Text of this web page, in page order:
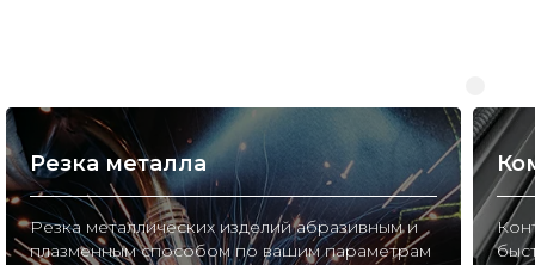
Резка металла
Резка металлических изделий абразивным и
плазменным способом по вашим параметрам